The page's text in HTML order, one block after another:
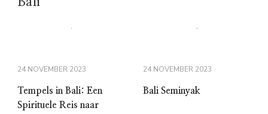
24 NOVEMBER 2023
Tempels in Bali: Een
Spirituele Reis naar
24 NOVEMBER 2023
Bali Seminyak